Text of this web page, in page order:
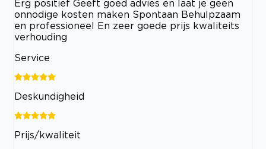
Erg positief Geeft goed advies en laat je geen
onnodige kosten maken Spontaan Behulpzaam
en professioneel En zeer goede prijs kwaliteits
verhouding
Service
Deskundigheid
Prijs/kwaliteit